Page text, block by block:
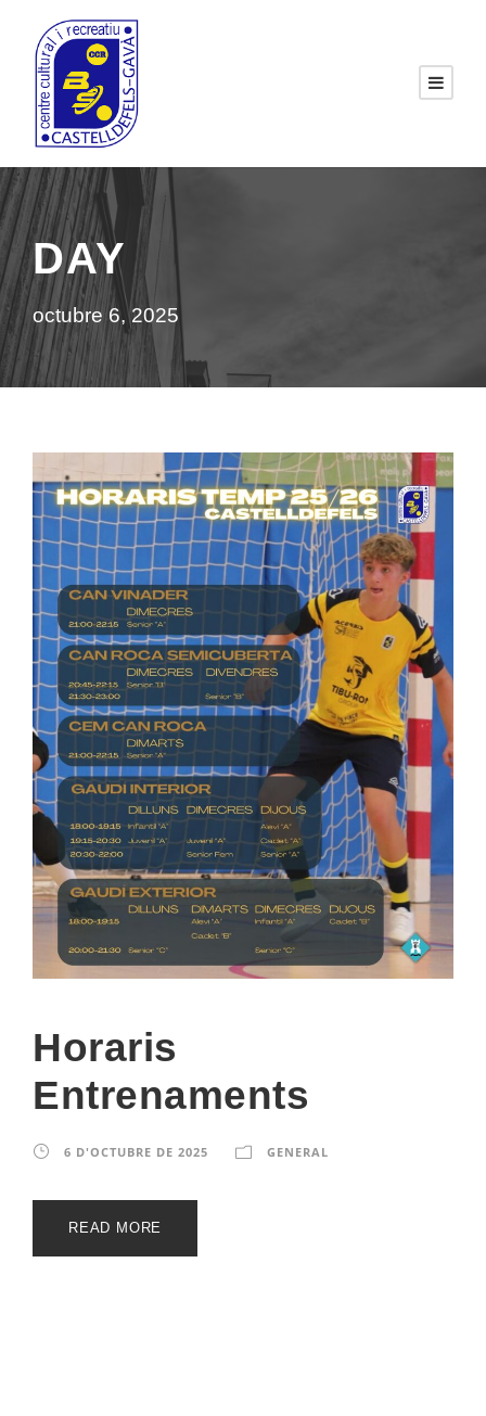
DAY
octubre 6, 2025
Horaris
Entrenaments
6 D'OCTUBRE DE 2025 GENERAL
READ MORE